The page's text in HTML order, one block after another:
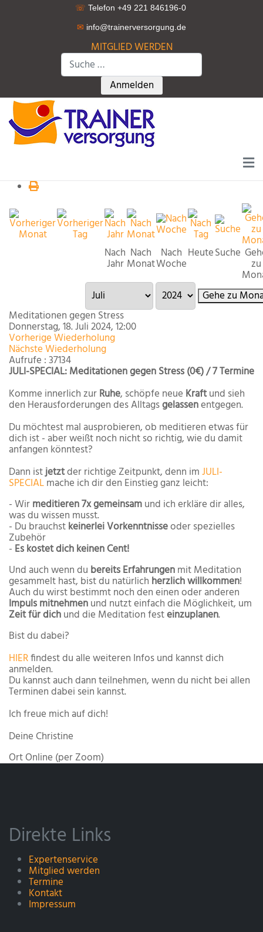
☏ Telefon +49 221 846196-0
✉ info@trainerversorgung.de
MITGLIED WERDEN
Suchen
Type 2 or more characters for
Anmelden
Nach
Jahr
Nach
Monat
Nach
Woche
HeuteSuche
zu
Gehe zu
Meditationen gegen Stress
Donnerstag, 18. Juli 2024, 12:00
Vorherige Wiederholung
Nächste Wiederholung
Aufrufe : 37134
JULI-SPECIAL: Meditationen gegen Stress (0€) / 7 Termine
Komme innerlich zurRuhe, schöpfe neue Kraftund sieh
den Herausforderungen des Alltagsgelassenentgegen.
Du möchtest mal ausprobieren, ob meditieren etwas für
dich ist - aber weißt noch nicht so richtig, wie du damit
anfangen könntest?
Dann istjetztder richtige Zeitpunkt, denn imJULI-
SPECIALmache ich dir den Einstieg ganz leicht:
- Wirmeditieren 7x gemeinsamund ich erkläre dir alles,
was du wissen musst.
- Du brauchstkeinerlei Vorkenntnisseoder spezielles
Zubehör
- Es kostet dich keinen Cent!
Und auch wenn du bereits Erfahrungenmit Meditation
gesammelt hast, bist du natürlich herzlich willkommen!
Auch du wirst bestimmt noch den einen oder anderen
Impuls mitnehmenund nutzt einfach die Möglichkeit, um
Zeit für dichund die Meditation festeinzuplanen.
Bist du dabei?
HIERfindest du alle weiteren Infos und kannst dich
anmelden.
Du kannst auch dann teilnehmen, wenn du nicht bei allen
Terminen dabei sein kannst.
Ich freue mich auf dich!
Deine Christine
OrtOnline (per Zoom)
Direkte Links
Expertenservice
Mitglied werden
Termine
Kontakt
Impressum